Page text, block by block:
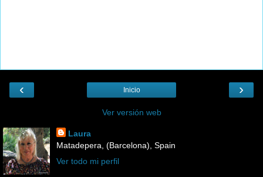
‹ ›
Inicio
Ver versión web
Laura
Matadepera, (Barcelona), Spain
Ver todo mi perfil